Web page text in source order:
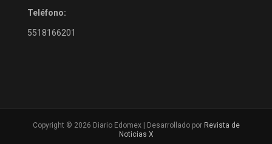
Teléfono:
5518166201
Copyright © 2026 Diario Edomex | Desarrollado por Revista de
Noticias X